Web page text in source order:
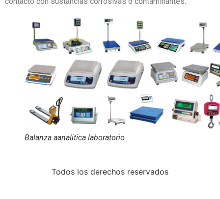
Balanza aanalitica laboratorio
Todos los derechos reservados